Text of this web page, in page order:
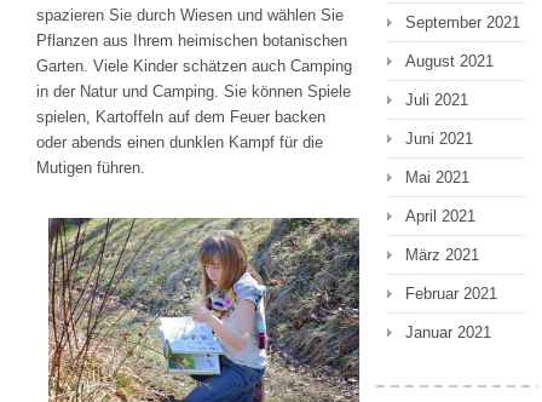
spazieren Sie durch Wiesen und wählen Sie
Pflanzen aus Ihrem heimischen botanischen
Garten. Viele Kinder schätzen auch Camping
in der Natur und Camping. Sie können Spiele
spielen, Kartoffeln auf dem Feuer backen
oder abends einen dunklen Kampf für die
Mutigen führen.
September 2021
August 2021
Juli 2021
Juni 2021
Mai 2021
April 2021
März 2021
Februar 2021
Januar 2021